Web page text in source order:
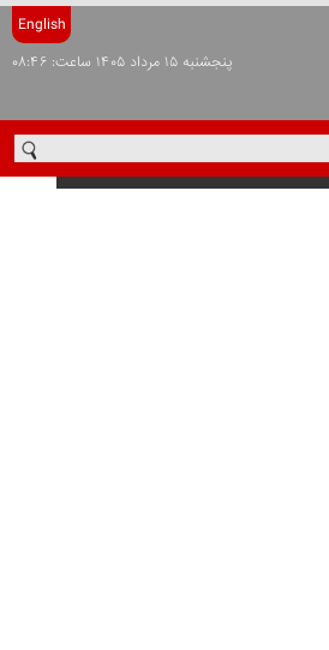
English
پنجشنبه ۱۵ مرداد ۱۴۰۵ ساعت: ۰۸:۴۶